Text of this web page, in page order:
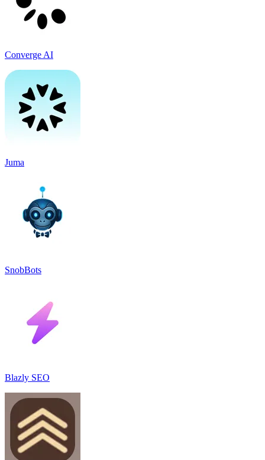
Converge AI
Juma
SnobBots
Blazly SEO